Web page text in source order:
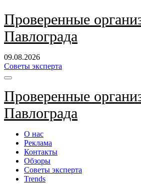
Перейти
к
содержанию
Проверенные
Павлограда
09.08.2026
Советы эксперта
Проверенные
Павлограда
О нас
Реклама
Контакты
Обзоры
Советы эксперта
Trends